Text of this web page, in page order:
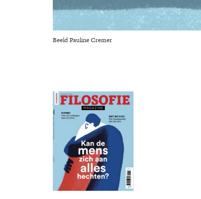
Beeld Pauline Cremer